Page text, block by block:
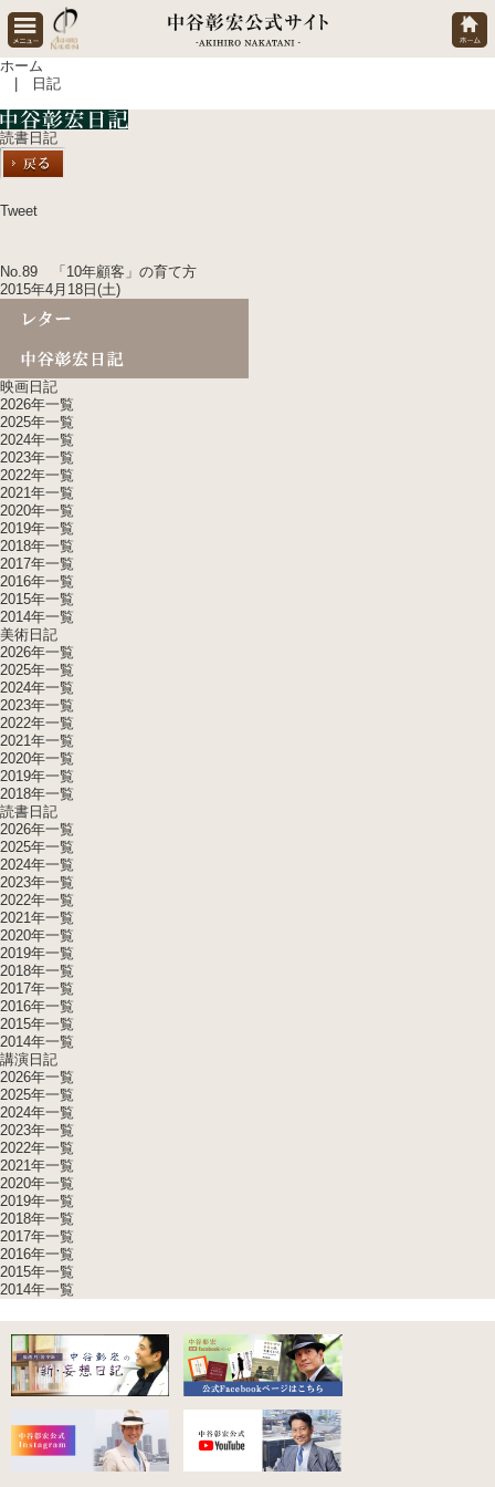
ホーム
| 日記
読書日記
Tweet
No.89 「10年顧客」の育て方
2015年4月18日(土)
映画日記
2026年一覧
2025年一覧
2024年一覧
2023年一覧
2022年一覧
2021年一覧
2020年一覧
2019年一覧
2018年一覧
2017年一覧
2016年一覧
2015年一覧
2014年一覧
美術日記
2026年一覧
2025年一覧
2024年一覧
2023年一覧
2022年一覧
2021年一覧
2020年一覧
2019年一覧
2018年一覧
読書日記
2026年一覧
2025年一覧
2024年一覧
2023年一覧
2022年一覧
2021年一覧
2020年一覧
2019年一覧
2018年一覧
2017年一覧
2016年一覧
2015年一覧
2014年一覧
講演日記
2026年一覧
2025年一覧
2024年一覧
2023年一覧
2022年一覧
2021年一覧
2020年一覧
2019年一覧
2018年一覧
2017年一覧
2016年一覧
2015年一覧
2014年一覧